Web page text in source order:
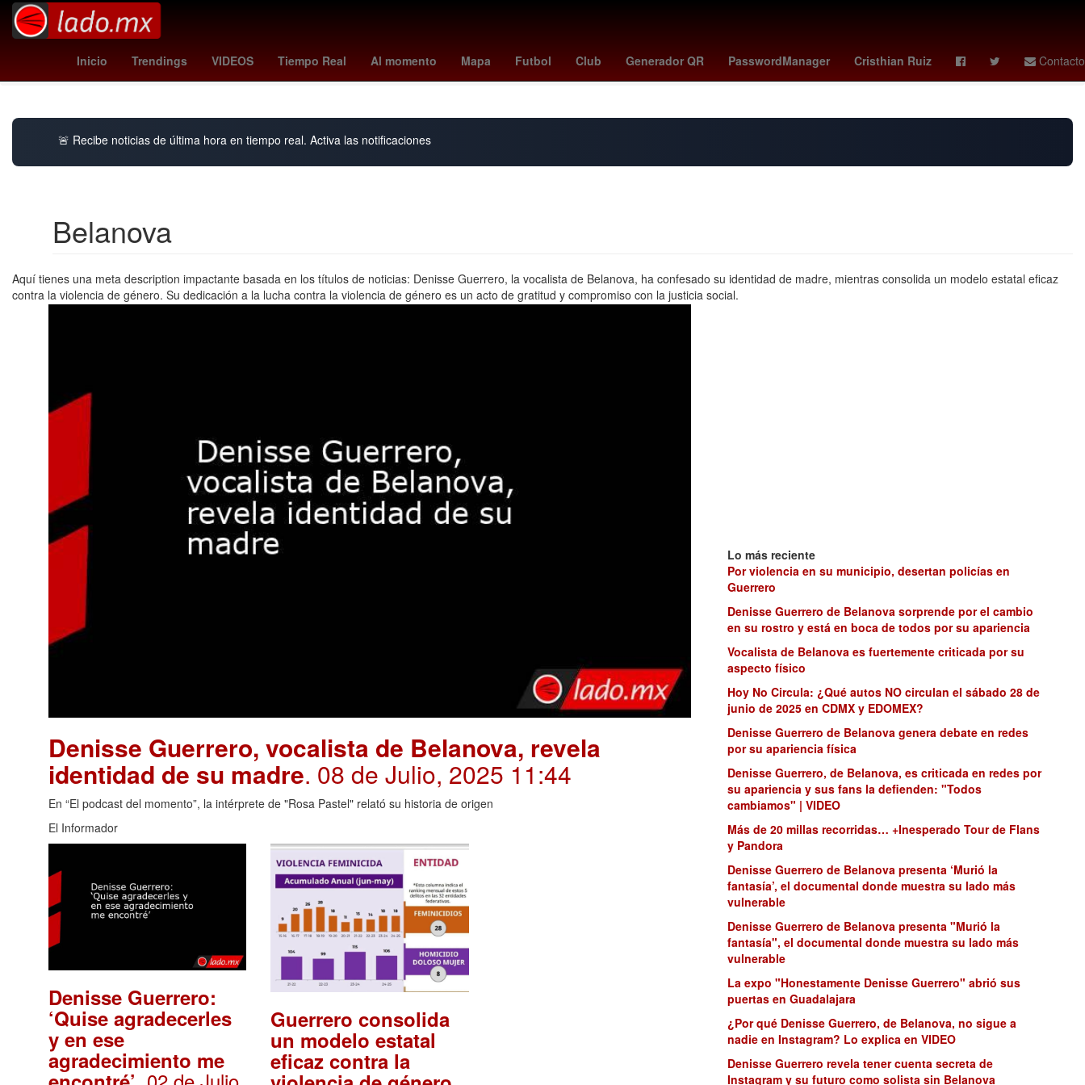
Inicio Trendings VIDEOS Tiempo Real Al momento Mapa Futbol Club Generador QR PasswordManager Cristhian Ruiz Contacto
Sadam Husein Aeropuerto Internacional de Guadalajara Miguel Hidalgo y Costilla Raúl Alpizar Pedro Sicard Edmundo Jacobo Molina
Alejandro Moreno Cárdenas
Día de Acción Global por un aborto legal y seguro
Google Earth
🚨 Recibe noticias de última hora en tiempo real. Activa las notificaciones
Belanova
Aquí tienes una meta description impactante basada en los títulos de noticias: Denisse Guerrero, la vocalista de Belanova, ha confesado su identidad de madre, mientras consolida un modelo estatal eficaz
contra la violencia de género. Su dedicación a la lucha contra la violencia de género es un acto de gratitud y compromiso con la justicia social.
Denisse Guerrero, vocalista de Belanova, revela
identidad de su madre. 08 de Julio, 2025 11:44
En “El podcast del momento”, la intérprete de "Rosa Pastel" relató su historia de origen
El Informador
Denisse Guerrero:
‘Quise agradecerles
y en ese
agradecimiento me
Guerrero consolida
un modelo estatal
eficaz contra la
Lo más reciente
Por violencia en su municipio, desertan policías en
Guerrero
Denisse Guerrero de Belanova sorprende por el cambio
en su rostro y está en boca de todos por su apariencia
Vocalista de Belanova es fuertemente criticada por su
aspecto físico
Hoy No Circula: ¿Qué autos NO circulan el sábado 28 de
junio de 2025 en CDMX y EDOMEX?
Denisse Guerrero de Belanova genera debate en redes
por su apariencia física
Denisse Guerrero, de Belanova, es criticada en redes por
su apariencia y sus fans la defienden: "Todos
cambiamos" | VIDEO
Más de 20 millas recorridas… +Inesperado Tour de Flans
y Pandora
Denisse Guerrero de Belanova presenta ‘Murió la
fantasía’, el documental donde muestra su lado más
vulnerable
Denisse Guerrero de Belanova presenta "Murió la
fantasía", el documental donde muestra su lado más
vulnerable
La expo "Honestamente Denisse Guerrero" abrió sus
puertas en Guadalajara
¿Por qué Denisse Guerrero, de Belanova, no sigue a
nadie en Instagram? Lo explica en VIDEO
Denisse Guerrero revela tener cuenta secreta de
Instagram y su futuro como solista sin Belanova